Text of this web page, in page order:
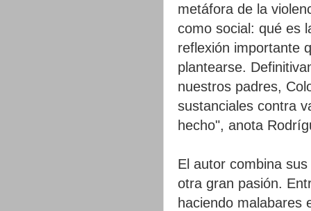
metáfora de la
como social: qué es
reflexión importante
plantearse.
nuestros padres,
sustanciales contra
hecho", anota
El autor combina
otra gran pasión.
haciendo malabares